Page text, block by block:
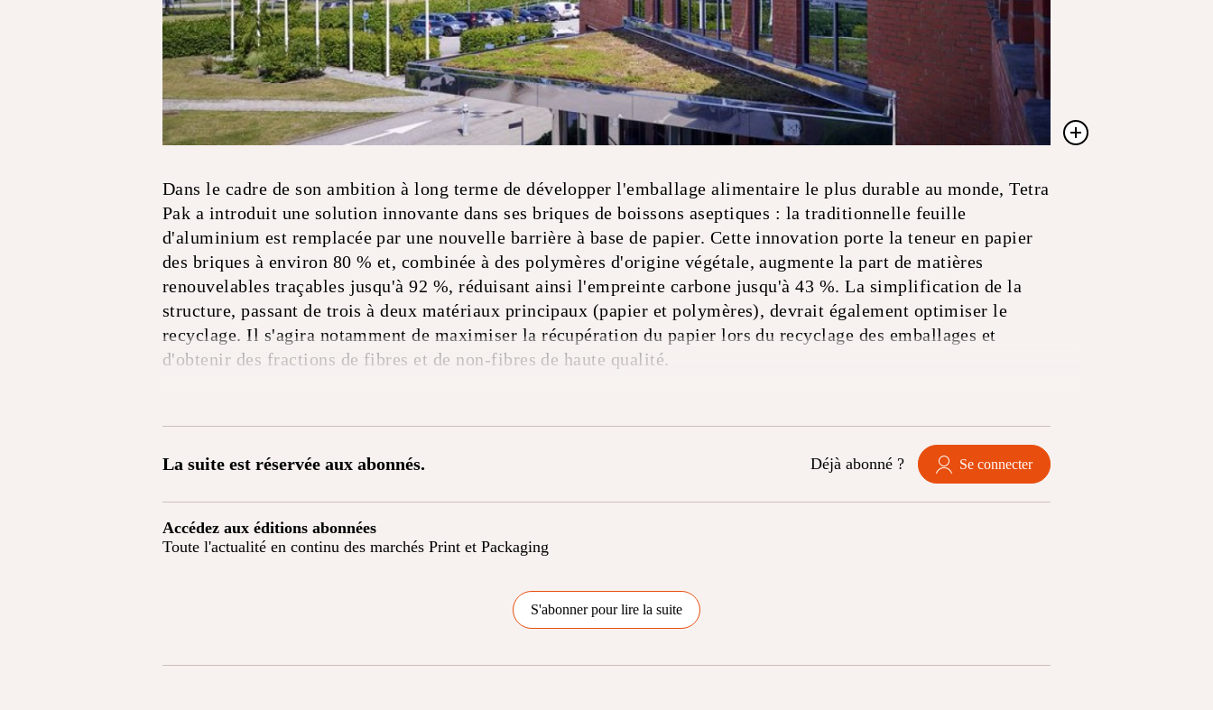
Dans le cadre de son ambition à long terme de développer l'emballage alimentaire le plus durable au monde, Tetra
Pak a introduit une solution innovante dans ses briques de boissons aseptiques : la traditionnelle feuille
d'aluminium est remplacée par une nouvelle barrière à base de papier. Cette innovation porte la teneur en papier
des briques à environ 80 % et, combinée à des polymères d'origine végétale, augmente la part de matières
renouvelables traçables jusqu'à 92 %, réduisant ainsi l'empreinte carbone jusqu'à 43 %. La simplification de la
structure, passant de trois à deux matériaux principaux (papier et polymères), devrait également optimiser le
recyclage. Il s'agira notamment de maximiser la récupération du papier lors du recyclage des emballages et
d'obtenir des fractions de fibres et de non-fibres de haute qualité.
La suite est réservée aux abonnés. Déjà abonné ? Se connecter
Accédez aux éditions abonnées
Toute l'actualité en continu des marchés Print et Packaging
S'abonner pour lire la suite